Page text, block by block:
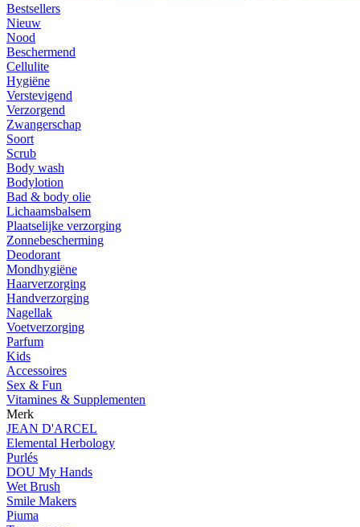
Bestsellers
Nieuw
Nood
Beschermend
Cellulite
Hygiëne
Verstevigend
Verzorgend
Zwangerschap
Soort
Scrub
Body wash
Bodylotion
Bad & body olie
Lichaamsbalsem
Plaatselijke verzorging
Zonnebescherming
Deodorant
Mondhygiëne
Haarverzorging
Handverzorging
Nagellak
Voetverzorging
Parfum
Kids
Accessoires
Sex & Fun
Vitamines & Supplementen
Merk
JEAN D'ARCEL
Elemental Herbology
Purlés
DOU My Hands
Wet Brush
Smile Makers
Piuma